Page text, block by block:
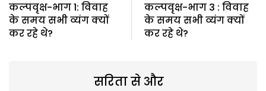
कल्पवृक्ष-भाग 1: विवाह
के समय सभी व्यंग क्यों
कर रहे थे?
कल्पवृक्ष-भाग 3 : विवाह
के समय सभी व्यंग क्यों
कर रहे थे?
सरिता से और